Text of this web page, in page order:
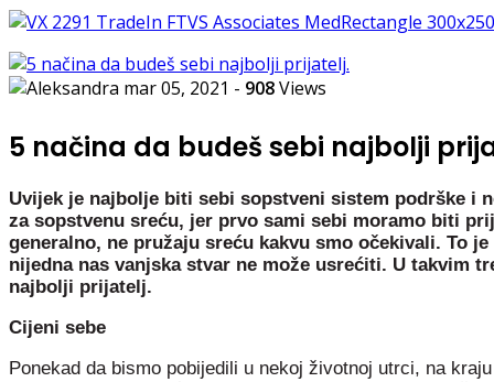
mar 05, 2021 - 908Views
5 načina da budeš sebi najbolji
Uvijek je najbolje biti sebi sopstveni sistem podrške i
za sopstvenu sreću, jer prvo sami sebi moramo biti
generalno, ne pružaju sreću kakvu smo očekivali. To
nijedna nas vanjska stvar ne može usrećiti. U takvim
najbolji prijatelj.
Cijeni sebe
Ponekad da bismo pobijedili u nekoj životnoj utrci, na